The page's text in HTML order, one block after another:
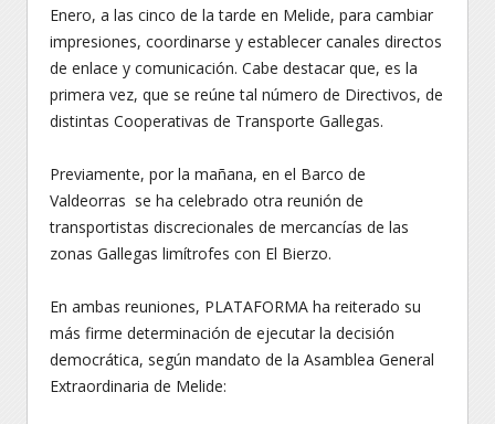
Enero, a las cinco de la tarde en Melide, para cambiar
impresiones, coordinarse y establecer canales directos
de enlace y comunicación. Cabe destacar que, es la
primera vez, que se reúne tal número de Directivos, de
distintas Cooperativas de Transporte Gallegas.
Previamente, por la mañana, en el Barco de
Valdeorras se ha celebrado otra reunión de
transportistas discrecionales de mercancías de las
zonas Gallegas limítrofes con El Bierzo.
En ambas reuniones, PLATAFORMA ha reiterado su
más firme determinación de ejecutar la decisión
democrática, según mandato de la Asamblea General
Extraordinaria de Melide: